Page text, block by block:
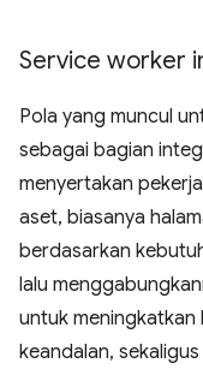
Service worker
Pola yang muncul
sebagai bagian
menyertakan
aset, biasanya
berdasarkan
lalu
untuk
keandalan,